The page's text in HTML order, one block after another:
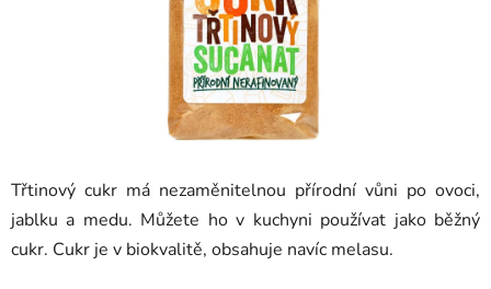
Třtinový cukr má nezaměnitelnou přírodní vůni po ovoci,
jablku a medu. Můžete ho v kuchyni používat jako běžný
cukr. Cukr je v biokvalitě, obsahuje navíc melasu.